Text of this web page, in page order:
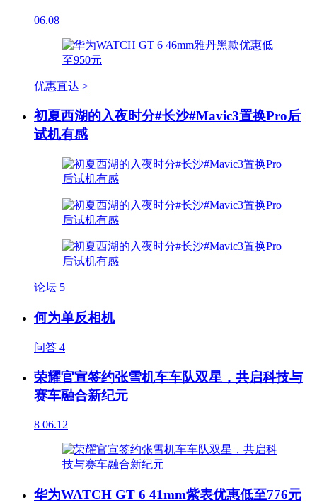
06.08
优惠直达 >
初夏西湖的入夜时分#长沙#Mavic3置换Pro后
试机有感
论坛 5
何为单反相机
问答 4
荣耀官宣签约张雪机车车队双星，共启科技与
赛车融合新纪元
8 06.12
华为WATCH GT 6 41mm紫表优惠低至776元